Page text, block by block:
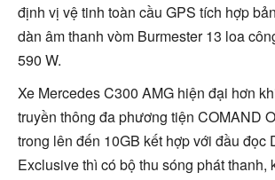
định vị vệ tinh toàn cầu GPS tích hợp
dàn âm thanh vòm Burmester 13 loa
590 W.
Xe Mercedes C300 AMG hiện đại hơn
truyền thông đa phương tiện COMAND
trong lên đến 10GB kết hợp với đầu đọc
Exclusive thì có bộ thu sóng phát thanh,